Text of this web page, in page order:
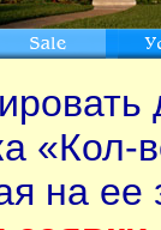
«Кол-
на ее